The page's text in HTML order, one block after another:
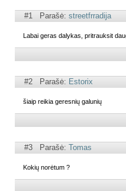
#1 Parašė: streetfrradija
Labai geras dalykas, pritrauksit
#2 Parašė: Estorix
šiaip reikia geresnių galunių
#3 Parašė: Tomas
Kokių norėtum ?